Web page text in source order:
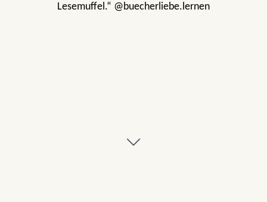
Lesemuffel.“ @buecherliebe.lernen